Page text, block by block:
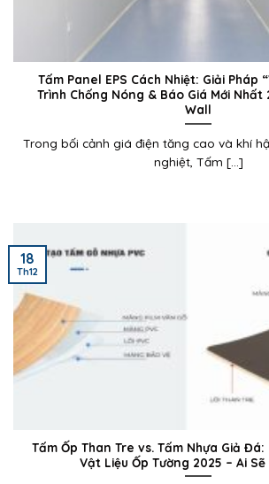
Tấm Panel EPS Cách Nhiệt: Giải Pháp
Trình Chống Nóng & Báo Giá Mới Nhất
Wall
Trong bối cảnh giá điện tăng cao và khí
nghiệt, Tấm [...]
Tấm Ốp Than Tre vs. Tấm Nhựa Giả Đá:
Vật Liệu Ốp Tường 2025 – Ai Sẽ
18
Th12